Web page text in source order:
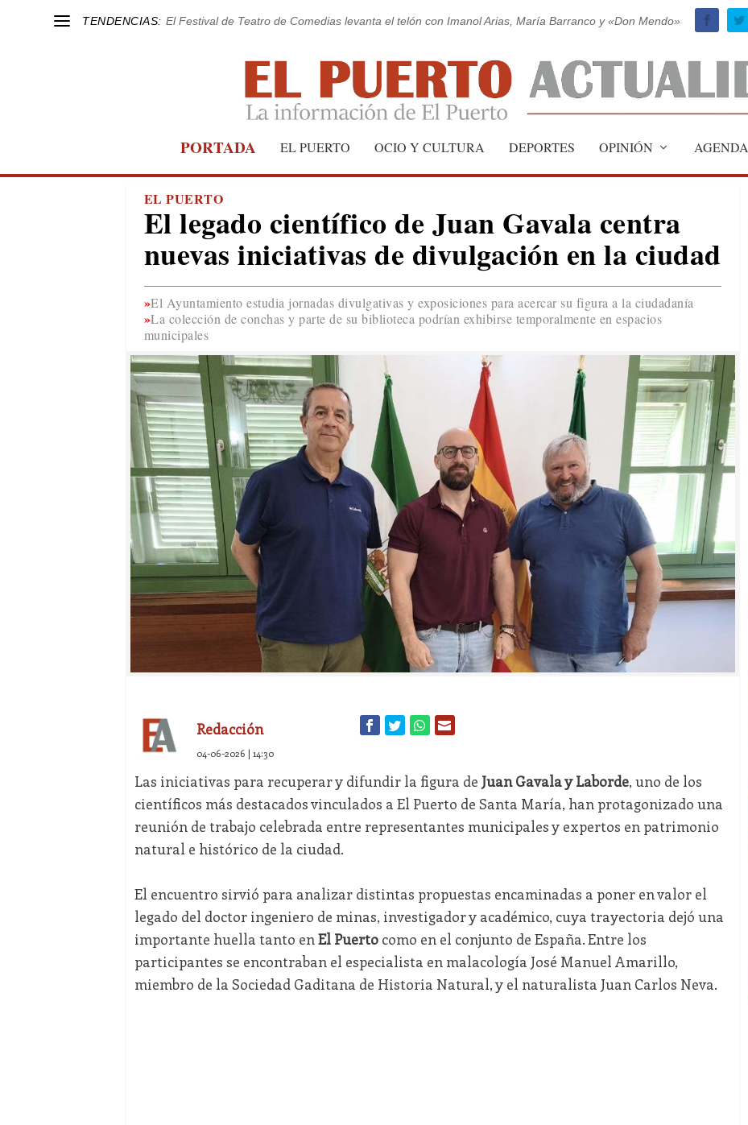
TENDENCIAS: El Festival de Teatro de Comedias levanta el telón con Imanol Arias, María Barranco y «Don Mendo»
PORTADA EL PUERTO OCIO Y CULTURA DEPORTES OPINIÓN AGENDA
EL PUERTO
El legado científico de Juan Gavala centra
nuevas iniciativas de divulgación en la ciudad
El Ayuntamiento estudia jornadas divulgativas y exposiciones para acercar su figura a la ciudadanía
La colección de conchas y parte de su biblioteca podrían exhibirse temporalmente en espacios
municipales
Redacción
04-06-2026 | 14:30
Las iniciativas para recuperar y difundir la figura de Juan Gavala y Laborde, uno de los
científicos más destacados vinculados a El Puerto de Santa María, han protagonizado una
reunión de trabajo celebrada entre representantes municipales y expertos en patrimonio
natural e histórico de la ciudad.
El encuentro sirvió para analizar distintas propuestas encaminadas a poner en valor el
legado del doctor ingeniero de minas, investigador y académico, cuya trayectoria dejó una
importante huella tanto enEl Puertocomo en el conjunto de España. Entre los
participantes se encontraban el especialista en malacología José Manuel Amarillo,
miembro de la Sociedad Gaditana de Historia Natural, y el naturalista Juan Carlos Neva.